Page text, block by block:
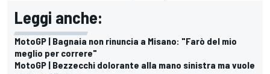
Leggi anche:
MotoGP | Bagnaia non rinuncia a Misano: "Farò del mio
meglio per correre"
MotoGP | Bezzecchi dolorante alla mano sinistra ma vuole